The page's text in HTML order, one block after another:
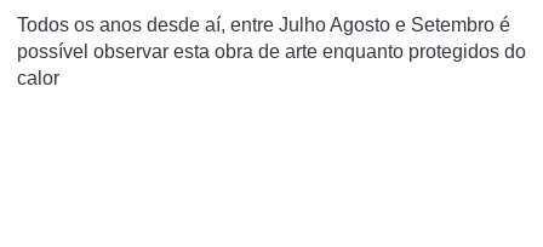
Todos os anos desde aí, entre Julho Agosto e Setembro é
possível observar esta obra de arte enquanto protegidos do
calor